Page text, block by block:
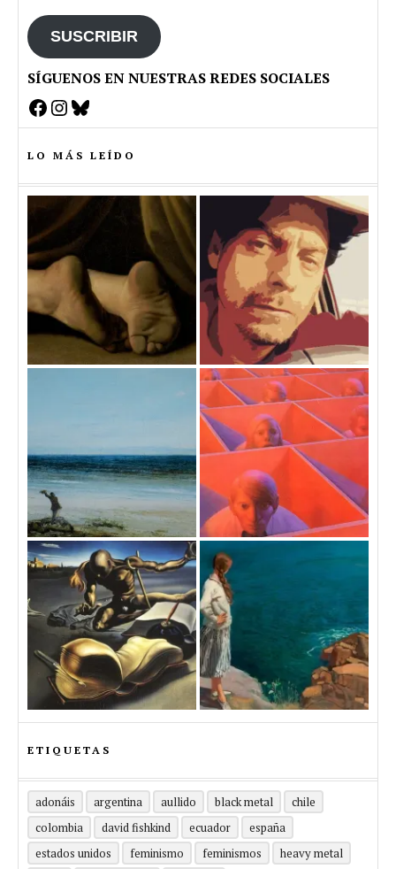
SUSCRIBIR
SÍGUENOS EN NUESTRAS REDES SOCIALES
Facebook
Instagram
Bluesky
LO MÁS LEÍDO
ETIQUETAS
adonáis argentina aullido black metal
chile
colombia
david fishkind ecuador
españa
estados unidos
feminismo feminismos
heavy metal